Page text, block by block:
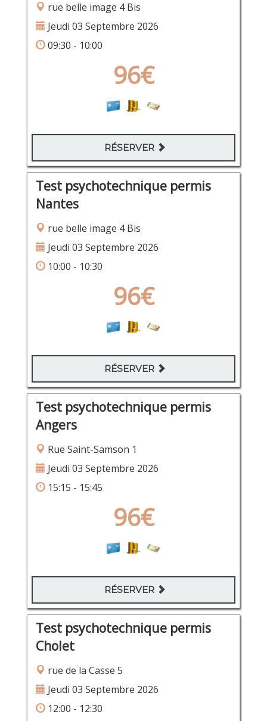
rue belle image 4 Bis
Jeudi 03 Septembre 2026
09:30 - 10:00
96€
RÉSERVER
Test psychotechnique permis
Nantes
rue belle image 4 Bis
Jeudi 03 Septembre 2026
10:00 - 10:30
96€
RÉSERVER
Test psychotechnique permis
Angers
Rue Saint-Samson 1
Jeudi 03 Septembre 2026
15:15 - 15:45
96€
RÉSERVER
Test psychotechnique permis
Cholet
rue de la Casse 5
Jeudi 03 Septembre 2026
12:00 - 12:30